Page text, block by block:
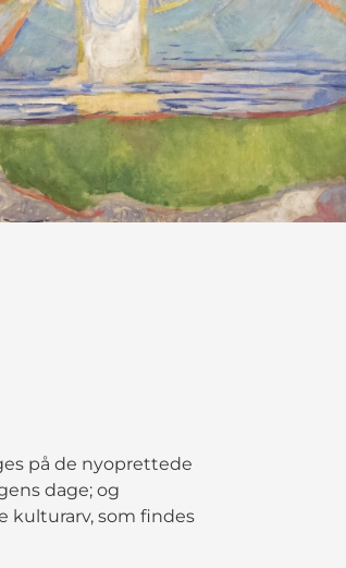
på de nyoprettede
dage; og
kulturarv, som findes